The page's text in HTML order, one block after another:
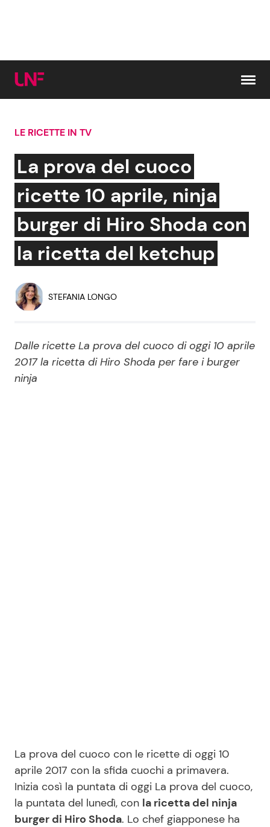
Cerca:
News e Cronaca
Attualità Italiana
Dal Mondo
Economia
Persone Scomparse
Politica
Gossip e TV
Bellezze VIP
Coppie VIP
Reality e Talent
Viaggi e Turismo
Festività
Ricette Feste
Ricette per Bambini
LE RICETTE IN TV
La prova del cuoco
ricette 10 aprile, ninja
burger di Hiro Shoda con
la ricetta del ketchup
STEFANIA LONGO
Dalle ricette La prova del cuoco di oggi 10 aprile
2017 la ricetta di Hiro Shoda per fare i burger
ninja
La prova del cuoco con le ricette di oggi 10
aprile 2017 con la sfida cuochi a primavera.
Inizia così la puntata di oggi La prova del cuoco,
la puntata del lunedì, con la ricetta del ninja
burger di Hiro Shoda. Lo chef giapponese ha